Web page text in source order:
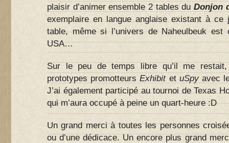
plaisir d’animer ensemble 2 tables duDonjon
exemplaire en langue anglaise existant à
table, même si l’univers de Naheulbeuk est
USA…
Sur le peu de temps libre qu’il me
prototypes promotteursExhibitet uSpyavec
J’ai également participé au tournoi de Texas
qui m’aura occupé à peine un quart-heure :D
Un grand merci à toutes les personnes
ou d’une dédicace. Un encore plus grand